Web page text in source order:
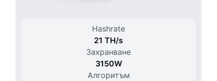
Hashrate
21 TH/s
Захранване
3150W
Алгоритъм